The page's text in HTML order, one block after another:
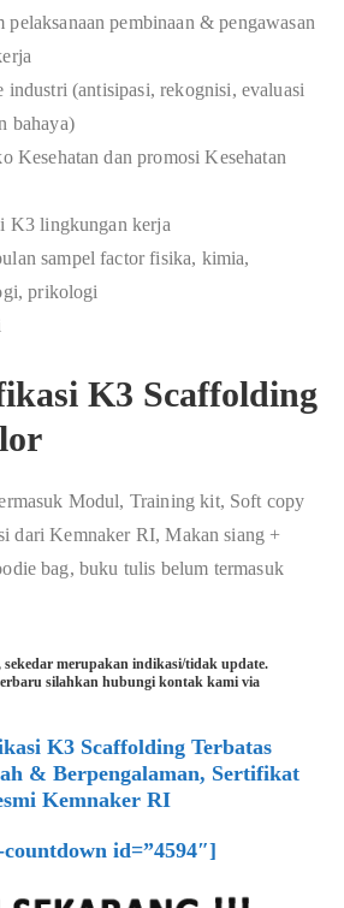
pembinaan & pengawasan
industri (antisipasi, rekognisi, evaluasi
bahaya)
Kesehatan dan promosi Kesehatan
K3 lingkungan kerja
sampel factor fisika, kimia,
prikologi
K3 Scaffolding
Modul, Training kit, Soft copy
dari Kemnaker RI, Makan siang +
bag, buku tulis belum termasuk
merupakan indikasi/tidak update.
silahkan hubungi kontak kami via
K3 Scaffolding Terbatas
& Berpengalaman, Sertifikat
Kemnaker RI
id=”4594″]